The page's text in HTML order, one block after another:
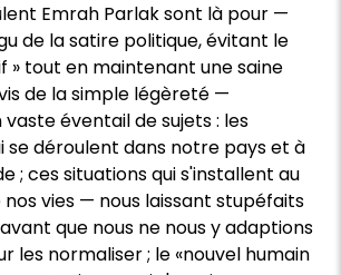
Emrah Parlak sont là pour —
de la satire politique, évitant le
» tout en maintenant une saine
de la simple légèreté —
éventail de sujets : les
se déroulent dans notre pays et à
; ces situations qui s'installent au
vies — nous laissant stupéfaits
que nous ne nous y adaptions
les normaliser ; le «nouvel humain